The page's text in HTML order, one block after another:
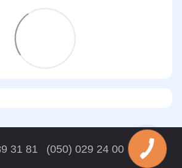
31 81 (050) 029 24 00